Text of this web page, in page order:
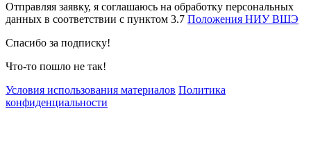
Отправляя заявку, я соглашаюсь на обработку персональных
данных в соответствии с пунктом 3.7 Положения НИУ ВШЭ
Спасибо за подписку!
Что-то пошло не так!
Условия использования материалов Политика
конфиденциальности